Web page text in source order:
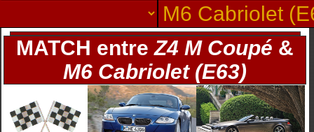
MATCH entreZ4 M Coupé &
M6 Cabriolet (E63)